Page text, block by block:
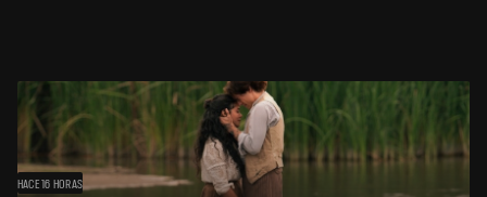
HACE 16 HORAS